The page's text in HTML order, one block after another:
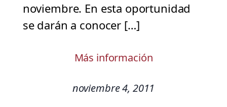
noviembre. En esta oportunidad
se darán a conocer […]
Más información
noviembre 4, 2011